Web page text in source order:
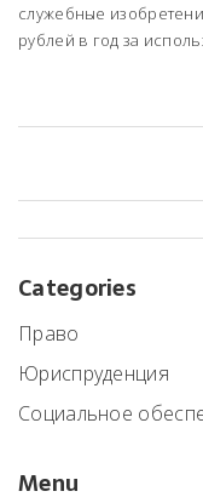
служебные
рублей в год за
Categories
Право
Юриспруденция
Социальное
Menu